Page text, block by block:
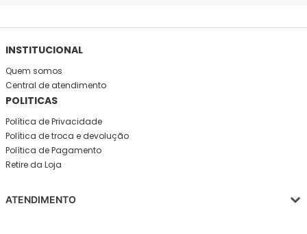
INSTITUCIONAL
Quem somos
Central de atendimento
POLITICAS
Política de Privacidade
Política de troca e devolução
Política de Pagamento
Retire da Loja
ATENDIMENTO